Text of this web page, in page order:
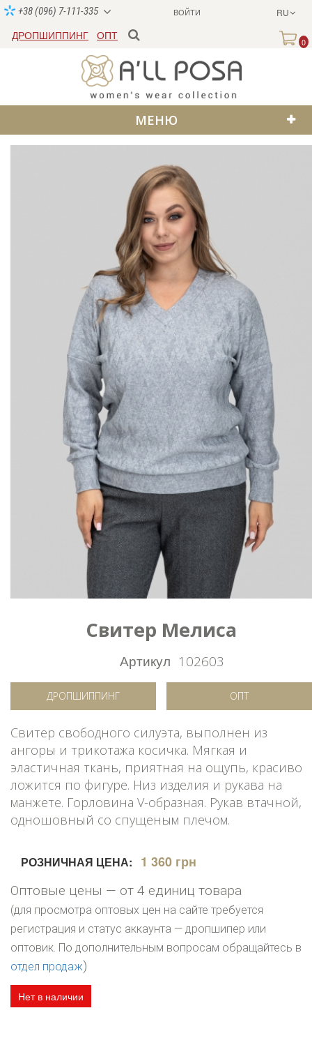
ВОЙТИ RU
+38 (096) 7-111-335
ДРОПШИППИНГ ОПТ
0
МЕНЮ
Свитер Мелиса
Артикул 102603
ДРОПШИППИНГ ОПТ
Свитер свободного силуэта, выполнен из
ангоры и трикотажа косичка. Мягкая и
эластичная ткань, приятная на ощупь, красиво
ложится по фигуре. Низ изделия и рукава на
манжете. Горловина V-образная. Рукав втачной,
одношовный со спущеным плечом.
РОЗНИЧНАЯ ЦЕНА: 1 360 грн
Оптовые цены — от 4 единиц товара
(для просмотра оптовых цен на сайте требуется
регистрация и статус аккаунта — дропшипер или
оптовик. По дополнительным вопросам обращайтесь в
отдел продаж)
Нет в наличии